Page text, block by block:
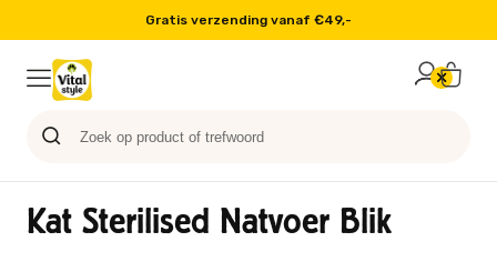
Op werkdagen voor 16:00 besteld, volgende dag in huis
Probeer nu
Kat Sterilised Natvoer Blik